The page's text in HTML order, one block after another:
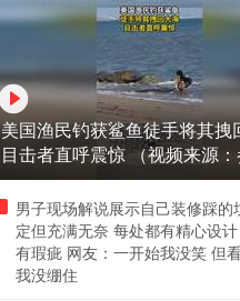
美国渔民钓获鲨鱼徒手将其拽
目击者直呼震惊 （视频来源
息）
男子现场解说展示自己装修踩的
定但充满无奈 每处都有精心设
有瑕疵 网友：一开始我没笑 但
我没绷住